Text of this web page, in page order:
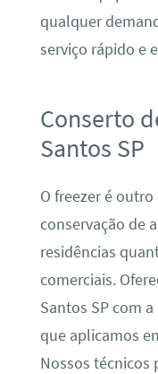
qualquer
serviço rápido e
Conserto
Santos SP
O freezer é
conservação de
residências
comerciais.
Santos SP com
que aplicamos
Nossos técnicos